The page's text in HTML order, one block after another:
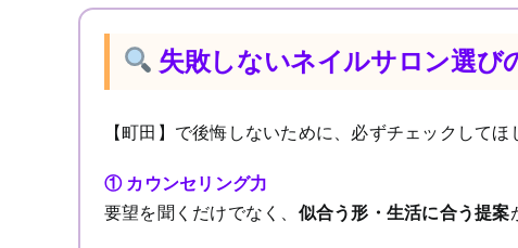
失敗しないネイルサロン選び
【町田】で後悔しないために、必ずチェックしてほ
① カウンセリング力
要望を聞くだけでなく、 似合う形・生活に合う提案